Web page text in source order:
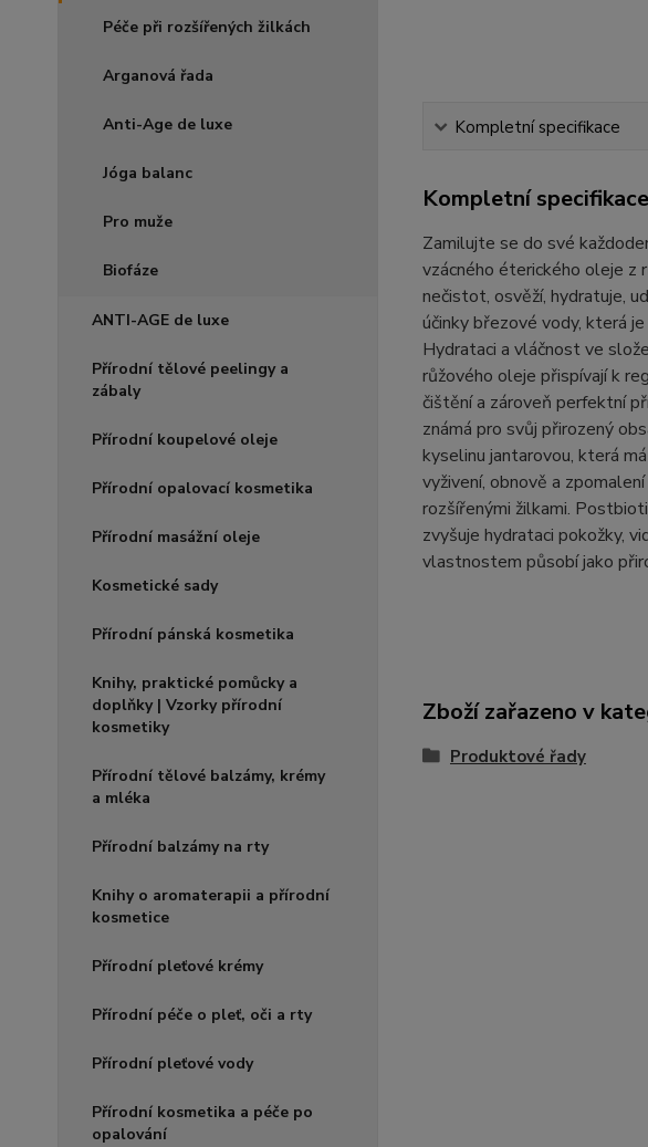
Péče při rozšířených žilkách
Arganová řada
Anti-Age de luxe
Jóga balanc
Pro muže
Biofáze
ANTI-AGE de luxe
Přírodní tělové peelingy a
zábaly
Přírodní koupelové oleje
Přírodní opalovací kosmetika
Přírodní masážní oleje
Kosmetické sady
Přírodní pánská kosmetika
Knihy, praktické pomůcky a
doplňky | Vzorky přírodní
kosmetiky
Přírodní tělové balzámy, krémy
a mléka
Přírodní balzámy na rty
Knihy o aromaterapii a přírodní
kosmetice
Přírodní pleťové krémy
Přírodní péče o pleť, oči a rty
Přírodní pleťové vody
Přírodní kosmetika a péče po
opalování
Kompletní specifikace
Kompletní specifikace
Zamilujte se do své
vzácného éterického oleje z
nečistot, osvěží, hydratuje,
účinky březové vody, která
Hydrataci a vláčnost ve
růžového oleje přispívají k
čištění a zároveň perfektní
známá pro svůj přirozený
kyselinu jantarovou, která
vyživení, obnově a
rozšířenými žilkami.
zvyšuje hydrataci pokožky,
vlastnostem působí jako
Zboží zařazeno v
Produktové řady